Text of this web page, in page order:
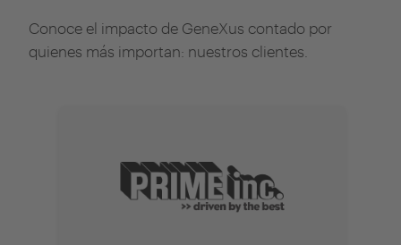
Conoce el impacto de GeneXus contado por
quienes más importan: nuestros clientes.